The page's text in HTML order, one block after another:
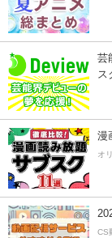
芸
ス
漫
オ
CS